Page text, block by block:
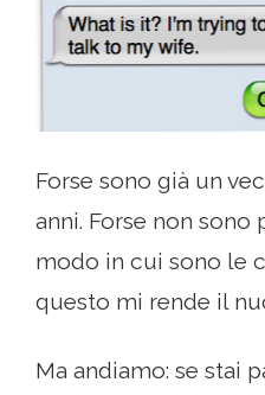
Forse sono già un
anni. Forse non
modo in cui sono le
questo mi rende il
Ma andiamo: se stai